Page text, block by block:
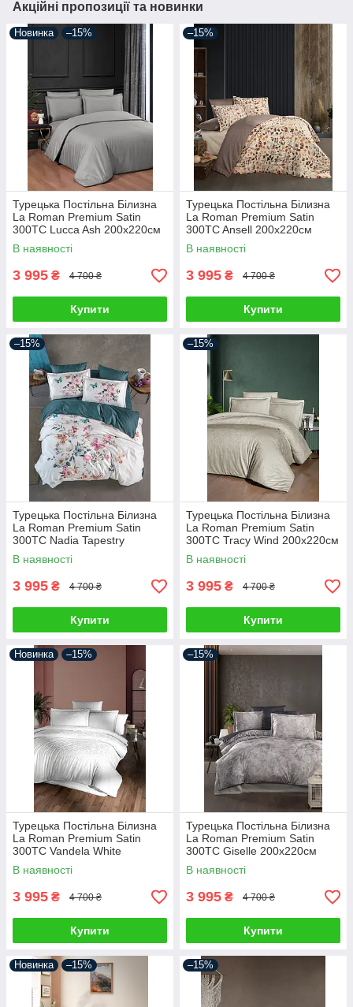
Акційні пропозиції та новинки
Новинка –15%
Турецька Постільна Білизна
La Roman Premium Satin
300TC Lucca Ash 200х220см
В наявності
3 995 ₴ 4 700 ₴
Купити
–15%
Турецька Постільна Білизна
La Roman Premium Satin
300TC Ansell 200х220см
В наявності
3 995 ₴ 4 700 ₴
Купити
–15%
Турецька Постільна Білизна
La Roman Premium Satin
300TC Nadia Tapestry
200х220см
В наявності
3 995 ₴ 4 700 ₴
Купити
–15%
Турецька Постільна Білизна
La Roman Premium Satin
300TC Tracy Wind 200х220см
В наявності
3 995 ₴ 4 700 ₴
Купити
Новинка –15%
Турецька Постільна Білизна
La Roman Premium Satin
300TC Vandela White
200х220см
В наявності
3 995 ₴ 4 700 ₴
Купити
–15%
Турецька Постільна Білизна
La Roman Premium Satin
300TC Giselle 200х220см
В наявності
3 995 ₴ 4 700 ₴
Купити
Новинка –15% –15%